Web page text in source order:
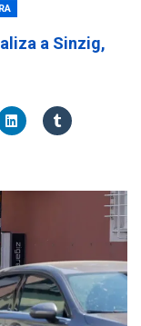
a Sinzig,